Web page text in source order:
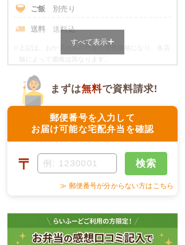
ブロッコリーソテー
豚肉のマヨネーズ炒め風
二色豆（黒豆・白花豆）
※メニューの補足
-
アジと茄子の胡麻味噌だれ
花人参
甘酢蓮根
だし巻き玉子
※メニューの補足
ご飯 別売り
送料 送料込
※
上記は、おかずのみの料金の最低価格になり、各店
舗によって価格は異なります。
お問合せください。
ムース食の栄養素例
品数 4品
塩分 1.3g
タンパク質 5.5g
糖質 15.5g
すべて表示
郵便番号を入力して
お届け可能な宅配弁当を確認
まずは無料で資料請求!
〒 検索
≫ 郵便番号が分からない方はこちら